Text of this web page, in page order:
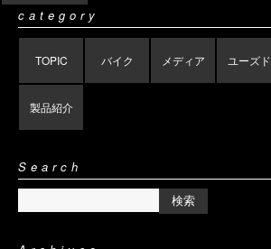
category
TOPIC バイク メディア ユーズド
製品紹介
Search